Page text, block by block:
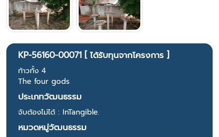
KP-56160-00071 [ ได้รับทุนจากโครงการ ]
ท้าวทั้ง 4
The four gods
ประเภทวัฒนธรรม
จับต้องไม่ได้ : InTangible.
หมวดหมู่วัฒนธรรม